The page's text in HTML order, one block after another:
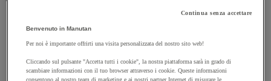
Archiviazione per cartelle sospese
Armadio
Carrello da ufficio
Libreria
Continua senza accettare
Benvenuto in Manutan
Per noi è importante offrirti una visita personalizzata del nostro sito web!
Cliccando sul pulsante "Accetta tutti i cookie", la nostra piattaforma sarà in grado di
scambiare informazioni con il tuo browser attraverso i cookie. Queste informazioni
consentono al nostro team di marketing e ai nostri partner Internet di misurare le